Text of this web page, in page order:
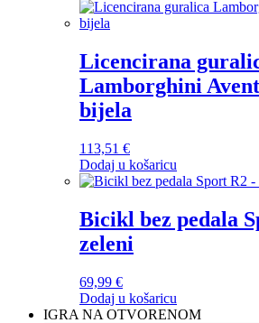
Licencirana
Lamborghini
bijela
113,51 €
Dodaj u košaricu
Bicikl bez pedala
zeleni
69,99 €
Dodaj u košaricu
IGRA NA OTVORENOM